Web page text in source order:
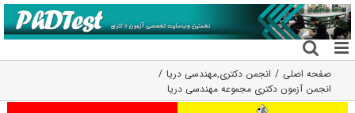
رفتن
به
محتوا
صفحه اصلی انجمن دکتری,مهندسی دریا
انجمن آزمون دکتری مجموعه مهندسی دریا